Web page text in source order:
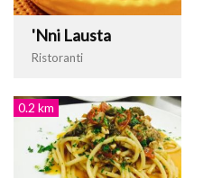
'Nni Lausta
Ristoranti
0.2 km